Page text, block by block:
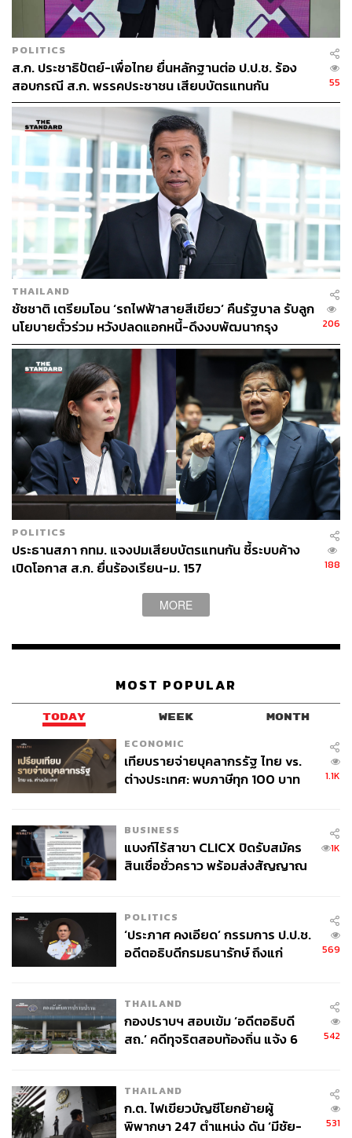
POLITICS
ส.ก. ประชาธิปัตย์-เพื่อไทย ยื่นหลักฐานต่อ ป.ป.ช. ร้อง
สอบกรณี ส.ก. พรรคประชาชน เสียบบัตรแทนกัน
55
THAILAND
ชัชชาติ เตรียมโอน ‘รถไฟฟ้าสายสีเขียว’ คืนรัฐบาล รับลูก
นโยบายตั๋วร่วม หวังปลดแอกหนี้-ดึงงบพัฒนากรุง
206
POLITICS
ประธานสภา กทม. แจงปมเสียบบัตรแทนกัน ชี้ระบบค้าง
เปิดโอกาส ส.ก. ยื่นร้องเรียน-ม. 157
188
MORE
MOST POPULAR
TODAY WEEK MONTH
ECONOMIC
เทียบรายจ่ายบุคลากรรัฐ ไทย vs.
ต่างประเทศ: พบภาษีทุก 100 บาท
1.1K
BUSINESS
แบงก์ไร้สาขา CLICX ปิดรับสมัคร
สินเชื่อชั่วคราว พร้อมส่งสัญญาณ
1K
POLITICS
‘ประภาศ คงเอียด’ กรรมการ ป.ป.ช.
อดีตอธิบดีกรมธนารักษ์ ถึงแก่
569
THAILAND
กองปราบฯ สอบเข้ม ‘อดีตอธิบดี
สถ.’ คดีทุจริตสอบท้องถิ่น แจ้ง 6
542
THAILAND
ก.ต. ไฟเขียวบัญชีโยกย้ายผู้
พิพากษา 247 ตำแหน่ง ดัน ‘มีชัย-
531